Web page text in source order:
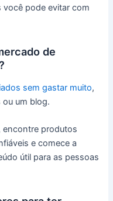
você pode evitar com
de
sem gastar muito,
ou um blog.
encontre produtos
e comece a
útil para as pessoas